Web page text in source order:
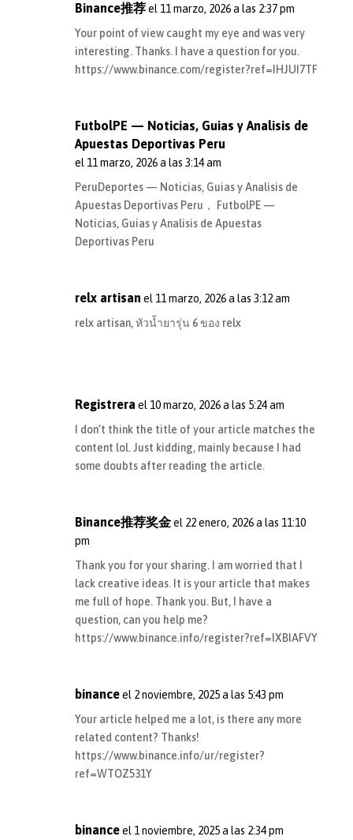
Binance推荐 el 11 marzo, 2026 a las 2:37 pm
Your point of view caught my eye and was very
interesting. Thanks. I have a question for you.
https://www.binance.com/register?ref=IHJUI7TF
FutbolPE — Noticias, Guias y Analisis de
Apuestas Deportivas Peru
el 11 marzo, 2026 a las 3:14 am
PeruDeportes — Noticias, Guias y Analisis de
Apuestas Deportivas Peru ， FutbolPE —
Noticias, Guias y Analisis de Apuestas
Deportivas Peru
relx artisan el 11 marzo, 2026 a las 3:12 am
relx artisan,หัวน้ำยารุ่น 6 ของ relx
Registrera el 10 marzo, 2026 a las 5:24 am
I don’t think the title of your article matches the
content lol. Just kidding, mainly because I had
some doubts after reading the article.
Binance推荐奖金 el 22 enero, 2026 a las 11:10
pm
Thank you for your sharing. I am worried that I
lack creative ideas. It is your article that makes
me full of hope. Thank you. But, I have a
question, can you help me?
https://www.binance.info/register?ref=IXBIAFVY
binance el 2 noviembre, 2025 a las 5:43 pm
Your article helped me a lot, is there any more
related content? Thanks!
https://www.binance.info/ur/register?
ref=WTOZ531Y
binance el 1 noviembre, 2025 a las 2:34 pm